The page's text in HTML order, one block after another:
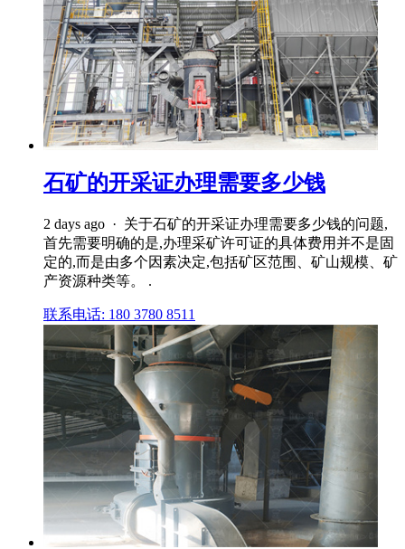
石矿的开采证办理需要多少钱
2 days ago · 关于石矿的开采证办理需要多少钱的问题,
首先需要明确的是,办理采矿许可证的具体费用并不是固
定的,而是由多个因素决定,包括矿区范围、矿山规模、矿
产资源种类等。 .
联系电话: 180 3780 8511